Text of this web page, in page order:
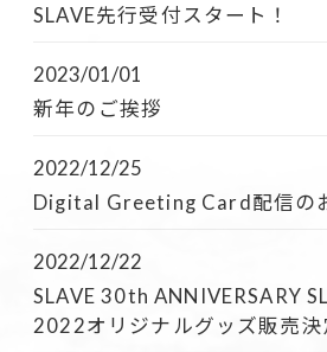
SLAVE先行受付スタート！
2023/01/01
新年のご挨拶
2022/12/25
Digital Greeting Card配信の
2022/12/22
SLAVE 30th ANNIVERSARY
2022オリジナルグッズ販売決